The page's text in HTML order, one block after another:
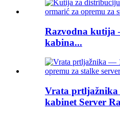
Razvodna kutija
kabina...
Vrata
kabinet Server